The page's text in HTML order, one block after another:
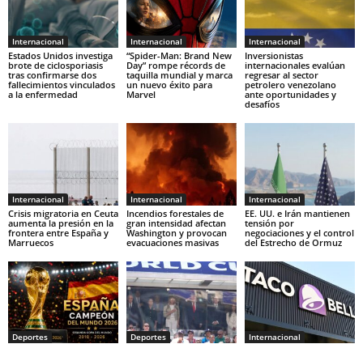
Internacional
Estados Unidos investiga
brote de ciclosporiasis
tras confirmarse dos
fallecimientos vinculados
a la enfermedad
Internacional
“Spider-Man: Brand New
Day” rompe récords de
taquilla mundial y marca
un nuevo éxito para
Marvel
Internacional
Inversionistas
internacionales evalúan
regresar al sector
petrolero venezolano
ante oportunidades y
desafíos
Internacional
Crisis migratoria en Ceuta
aumenta la presión en la
frontera entre España y
Marruecos
Internacional
Incendios forestales de
gran intensidad afectan
Washington y provocan
evacuaciones masivas
Internacional
EE. UU. e Irán mantienen
tensión por
negociaciones y el control
del Estrecho de Ormuz
Deportes Deportes Internacional